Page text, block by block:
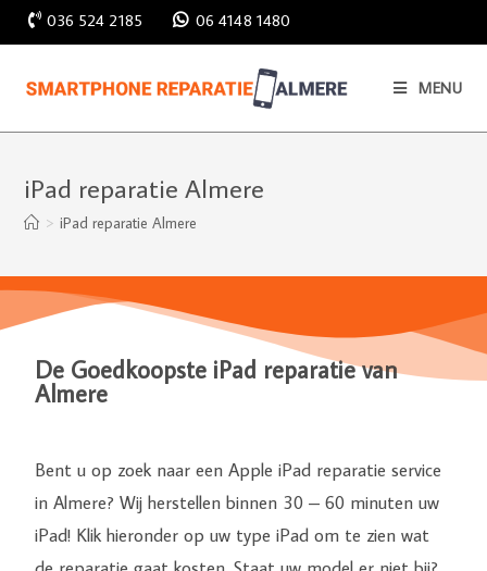
036 524 2185 06 4148 1480
MENU
iPad reparatie Almere
> iPad reparatie Almere
De Goedkoopste iPad reparatie van
Almere
Bent u op zoek naar een Apple iPad reparatie service
in Almere? Wij herstellen binnen 30 – 60 minuten uw
iPad! Klik hieronder op uw type iPad om te zien wat